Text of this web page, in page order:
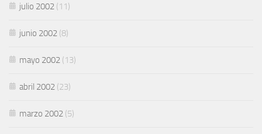
julio 2002 (11)
junio 2002 (8)
mayo 2002 (13)
abril 2002 (23)
marzo 2002 (5)